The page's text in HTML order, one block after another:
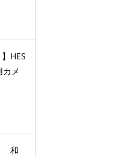
HES
カメ
和